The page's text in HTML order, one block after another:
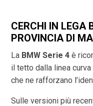
CERCHI IN LEGA
PROVINCIA DI
La BMW Serie 4 è
il tetto dalla linea
che ne rafforzano
Sulle versioni più